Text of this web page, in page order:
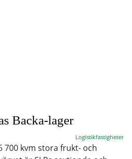
Backa-lager
Logistikfastigheter
700 kvm stora frukt- och